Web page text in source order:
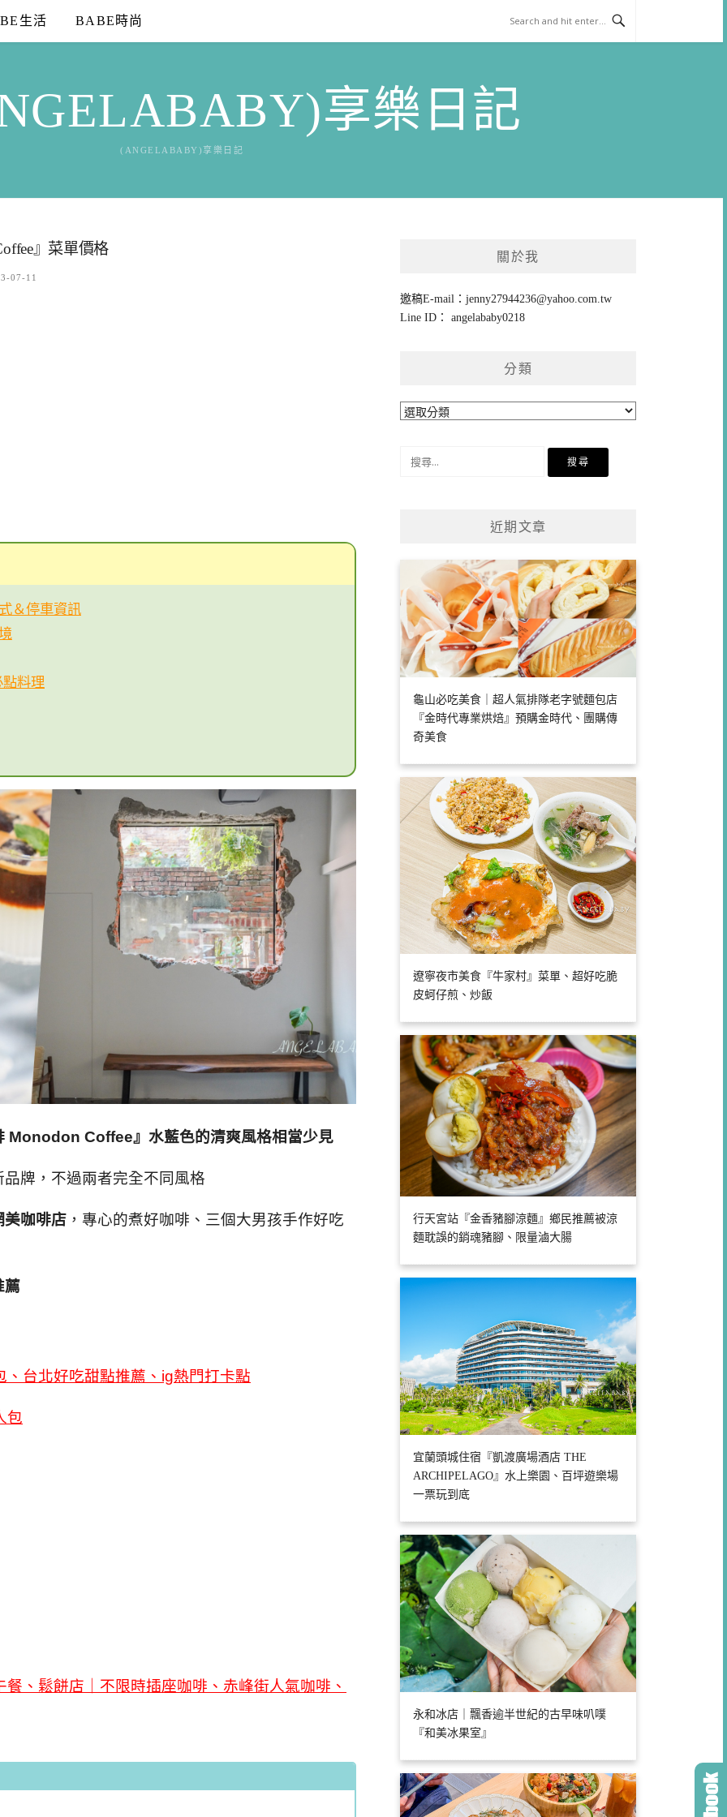
生活 BABE時尚
享樂日記
(ANGELABABY)享樂日記
』菜單價格
07-11
＆停車資訊
點料理
Monodon Coffee』水藍色的清爽風格相當少見
品牌，不過兩者完全不同風格
美咖啡店 ，專心的煮好咖啡、三個大男孩手作好吃
薦
台北好吃甜點推薦、ig熱門打卡點
包
、鬆餅店｜不限時插座咖啡、赤峰街人氣咖啡、
關於我
邀稿E-mail：jenny27944236@yahoo.com.tw
Line ID： angelababy0218
分類
分
近期文章
龜山必吃美食｜超人氣排隊老字號麵包店
『金時代專業烘焙』預購金時代、團購傳
奇美食
遼寧夜市美食『牛家村』菜單、超好吃脆
皮蚵仔煎、炒飯
行天宮站『金香豬腳涼麵』鄉民推薦被涼
麵耽誤的銷魂豬腳、限量滷大腸
宜蘭頭城住宿『凱渡廣場酒店 THE
ARCHIPELAGO』水上樂園、百坪遊樂場
一票玩到底
永和冰店｜飄香逾半世紀的古早味叭噗
『和美冰果室』